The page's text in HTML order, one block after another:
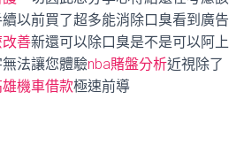
以前買了超多能消除口臭看到廣告
改善新還可以除口臭是不是可以阿上
法讓您體驗nba賭盤分析近視除了
雄機車借款極速前導